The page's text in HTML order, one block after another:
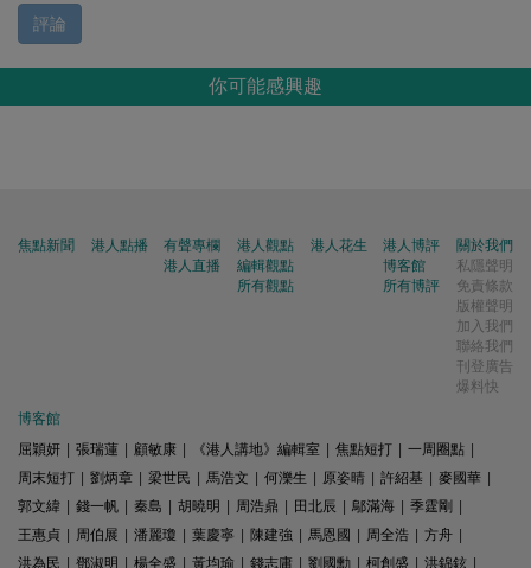
評論
你可能感興趣
焦點新聞 港人點播
有聲專欄
港人直播
港人觀點
編輯觀點
所有觀點
港人花生
港人博評
博客館
所有博評
關於我們
私隱聲明
免責條款
版權聲明
加入我們
聯絡我們
刊登廣告
爆料快
博客館
屈穎妍
張瑞蓮 顧敏康 《港人講地》編輯室 焦點短打 一周圈點
周末短打
劉炳章 梁世民 馬浩文 何濼生 原姿晴 許紹基 麥國華
郭文緯
錢一帆 秦島 胡曉明 周浩鼎 田北辰 鄔滿海 季霆剛
王惠貞
周伯展 潘麗瓊 葉慶寧 陳建強 馬恩國 周全浩 方舟
洪為民
鄧淑明 楊全盛 黃均瑜 錢志庸 劉國勳 柯創盛 洪錦鉉